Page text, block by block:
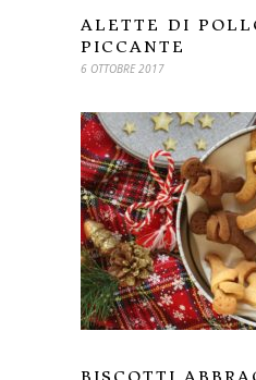
ALETTE DI
PICCANTE
6 OTTOBRE 2017